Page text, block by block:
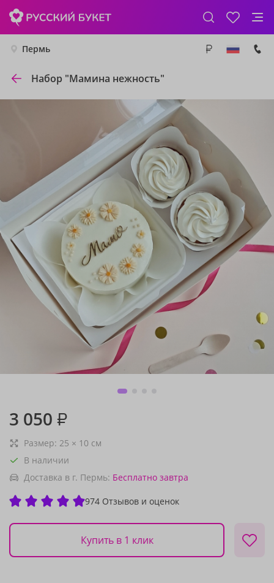
Пермь
Набор "Мамина нежность"
3 050 ₽
Размер: 25 × 10 см
В наличии
Доставка в г. Пермь: Бесплатно завтра
974 Отзывов и оценок
Купить в 1 клик